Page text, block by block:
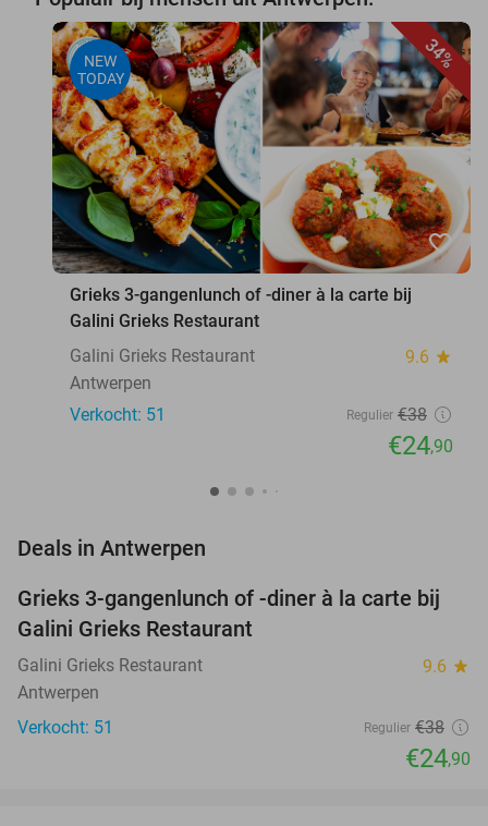
34%
NEW
TODAY
favorite_border
Grieks 3-gangenlunch of -diner à la carte bij
Galini Grieks Restaurant
Galini Grieks Restaurant
9.6 star
Antwerpen
Verkocht: 51
Regulier €38
€24,90
Deals in Antwerpen
34%
TODAY
Grieks 3-gangenlunch of -diner à la carte bij
Galini Grieks Restaurant
Galini Grieks Restaurant 9.6 star
Antwerpen
Verkocht: 51
Regulier €38
€24,90